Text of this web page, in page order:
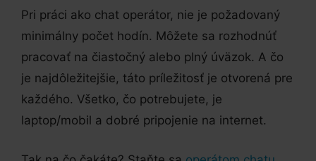
Pri práci ako chat operátor, nie je požadovaný
minimálny počet hodín. Môžete sa rozhodnúť
pracovať na čiastočný alebo plný úväzok. A čo
je najdôležitejšie, táto príležitosť je otvorená pre
každého. Všetko, čo potrebujete, je
laptop/mobil a dobré pripojenie na internet.